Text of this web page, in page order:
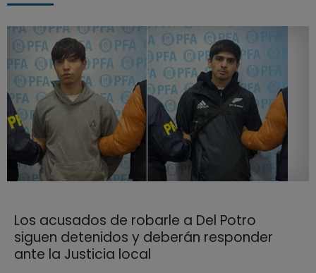
Los acusados de robarle a Del Potro
siguen detenidos y deberán responder
ante la Justicia local